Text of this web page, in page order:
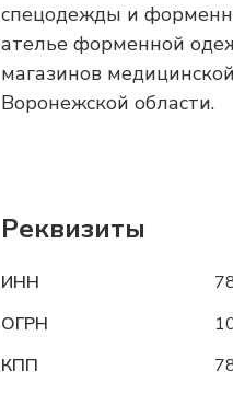
спецодежды и
ателье форменной
магазинов
Воронежской области.
Реквизиты
ИНН
ОГРН
КПП